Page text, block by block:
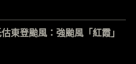
東登颱風：強颱風「紅霞」